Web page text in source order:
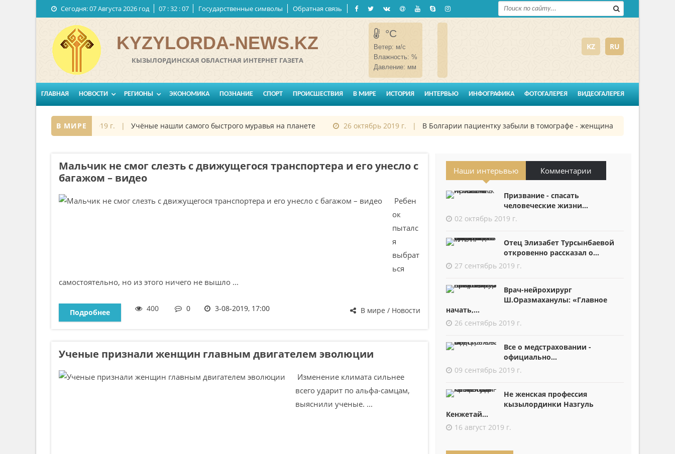
Сегодня:07 Августа 2026 год 07 :32 :08 Государственные символы Обратная связь
KYZYLORDA-NEWS.KZ
КЫЗЫЛОРДИНСКАЯ ОБЛАСТНАЯ ИНТЕРНЕТ ГАЗЕТА
°C
Ветер: м/с
Влажность: %
Давление: мм
KZ RU
ГЛАВНАЯ НОВОСТИ РЕГИОНЫ ЭКОНОМИКА ПОЗНАНИЕ СПОРТ ПРОИСШЕСТВИЯ В МИРЕ ИСТОРИЯ ИНТЕРВЬЮ ИНФОГРАФИКА ФОТОГАЛЕРЕЯ ВИДЕОГАЛЕРЕЯ
В МИРЕ
27 октябрь 2019 г. | Учёные нашли самого быстрого муравья на планете 26 октябрь 2019 г. | В Болгарии пациентку забыли в томографе - женщина шесть часов
Мальчик не смог слезть с движущегося транспортера и его унесло с
багажом – видео
Ребен
ок
пыталс
я
выбрат
ься
самостоятельно, но из этого ничего не вышло ...
В мире / Новости
Подробнее 400 0 3-08-2019, 17:00
Ученые признали женщин главным двигателем эволюции
Изменение климата сильнее
всего ударит по альфа-самцам,
выяснили ученые. ...
Наши интерьвью Комментарии
Призвание - спасать
человеческие жизни...
02 октябрь 2019 г.
Отец Элизабет Турсынбаевой
откровенно рассказал о...
27 сентябрь 2019 г.
Врач-нейрохирург
Ш.Оразмаханулы: «Главное
начать,...
26 сентябрь 2019 г.
Все о медстраховании -
официально...
09 сентябрь 2019 г.
Не женская профессия
кызылординки Назгуль
Кенжетай...
16 август 2019 г.